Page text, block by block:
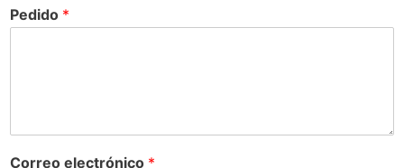
Pedido *
Correo electrónico *